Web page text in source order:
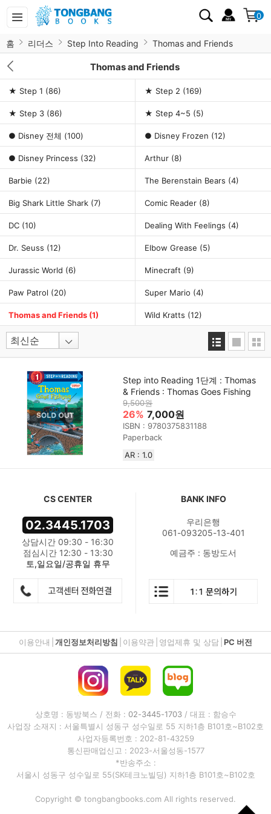
0
홈 리더스 Step Into Reading Thomas and Friends
Thomas and Friends
★ Step 1 (86) ★ Step 2 (169)
★ Step 3 (86) ★ Step 4~5 (5)
● Disney 전체 (100) ● Disney Frozen (12)
● Disney Princess (32) Arthur (8)
Barbie (22) The Berenstain Bears (4)
Big Shark Little Shark (7) Comic Reader (8)
DC (10) Dealing With Feelings (4)
Dr. Seuss (12) Elbow Grease (5)
Jurassic World (6) Minecraft (9)
Paw Patrol (20) Super Mario (4)
Thomas and Friends (1) Wild Kratts (12)
Step into Reading 1단계 : Thomas
& Friends : Thomas Goes Fishing
9,500원
26% 7,000원
ISBN : 9780375831188
Paperback
AR : 1.0
CS CENTER
02.3445.1703
상담시간 09:30 - 16:30
점심시간 12:30 - 13:30
토,일요일/공휴일 휴무
BANK INFO
우리은행
061-093205-13-401
예금주 : 동방도서
이용안내 개인정보처리방침 이용약관 영업제휴 및 상담 PC 버전
상호명 : 동방북스 / 전화 : 02-3445-1703/ 대표 : 함승수
사업장 소재지 : 서울특별시 성동구 성수일로 55 지하1층 B101호~B102호
사업자등록번호 : 202-81-43259
통신판매업신고 : 2023-서울성동-1577
*반송주소 :
서울시 성동구 성수일로 55(SK테크노빌딩) 지하1층 B101호~B102호
Copyright © tongbangbooks.com All rights reserved.